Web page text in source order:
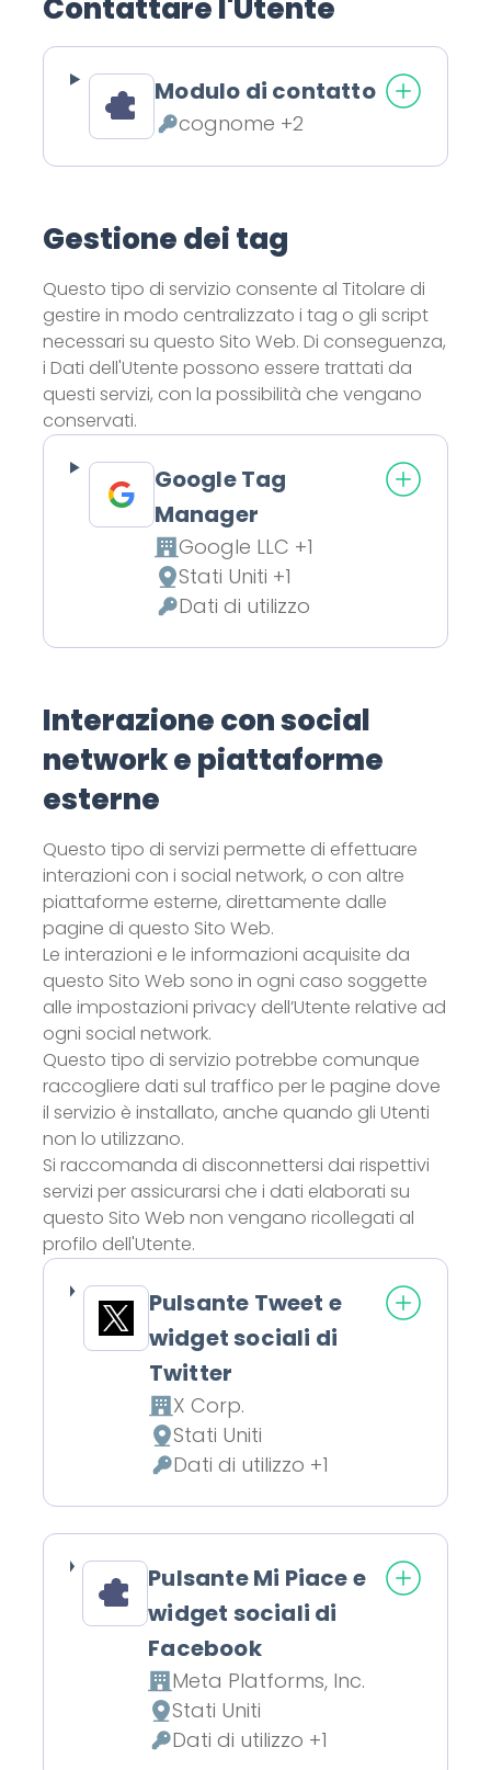
Contattare l'Utente
Modulo di contatto
Dati Personali trattati:
cognome +2
Gestione dei tag
Questo tipo di servizio consente al Titolare di
gestire in modo centralizzato i tag o gli script
necessari su questo Sito Web. Di conseguenza,
i Dati dell'Utente possono essere trattati da
questi servizi, con la possibilità che vengano
conservati.
Google Tag
Manager
Azienda:
Google LLC +1
Luogo del trattamento:
Stati Uniti +1
Dati Personali trattati:
Dati di utilizzo
Interazione con social
network e piattaforme
esterne
Questo tipo di servizi permette di effettuare
interazioni con i social network, o con altre
piattaforme esterne, direttamente dalle
pagine di questo Sito Web.
Le interazioni e le informazioni acquisite da
questo Sito Web sono in ogni caso soggette
alle impostazioni privacy dell’Utente relative ad
ogni social network.
Questo tipo di servizio potrebbe comunque
raccogliere dati sul traffico per le pagine dove
il servizio è installato, anche quando gli Utenti
non lo utilizzano.
Si raccomanda di disconnettersi dai rispettivi
servizi per assicurarsi che i dati elaborati su
questo Sito Web non vengano ricollegati al
profilo dell'Utente.
Pulsante Tweet e
widget sociali di
Twitter
Azienda:
X Corp.
Luogo del trattamento:
Stati Uniti
Dati Personali trattati:
Dati di utilizzo +1
Pulsante Mi Piace e
widget sociali di
Facebook
Azienda:
Meta Platforms, Inc.
Luogo del trattamento:
Stati Uniti
Dati Personali trattati:
Dati di utilizzo +1